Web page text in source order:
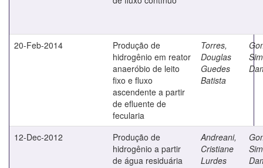
20-Feb-2014
Produção de
hidrogênio em reator
anaeróbio de leito
fixo e fluxo
ascendente a partir
de efluente de
fecularia
Torres,
Douglas
Guedes
Batista
12-Dec-2012
Produção de
hidrogênio a partir
de água residuária
Andreani,
Cristiane
Lurdes